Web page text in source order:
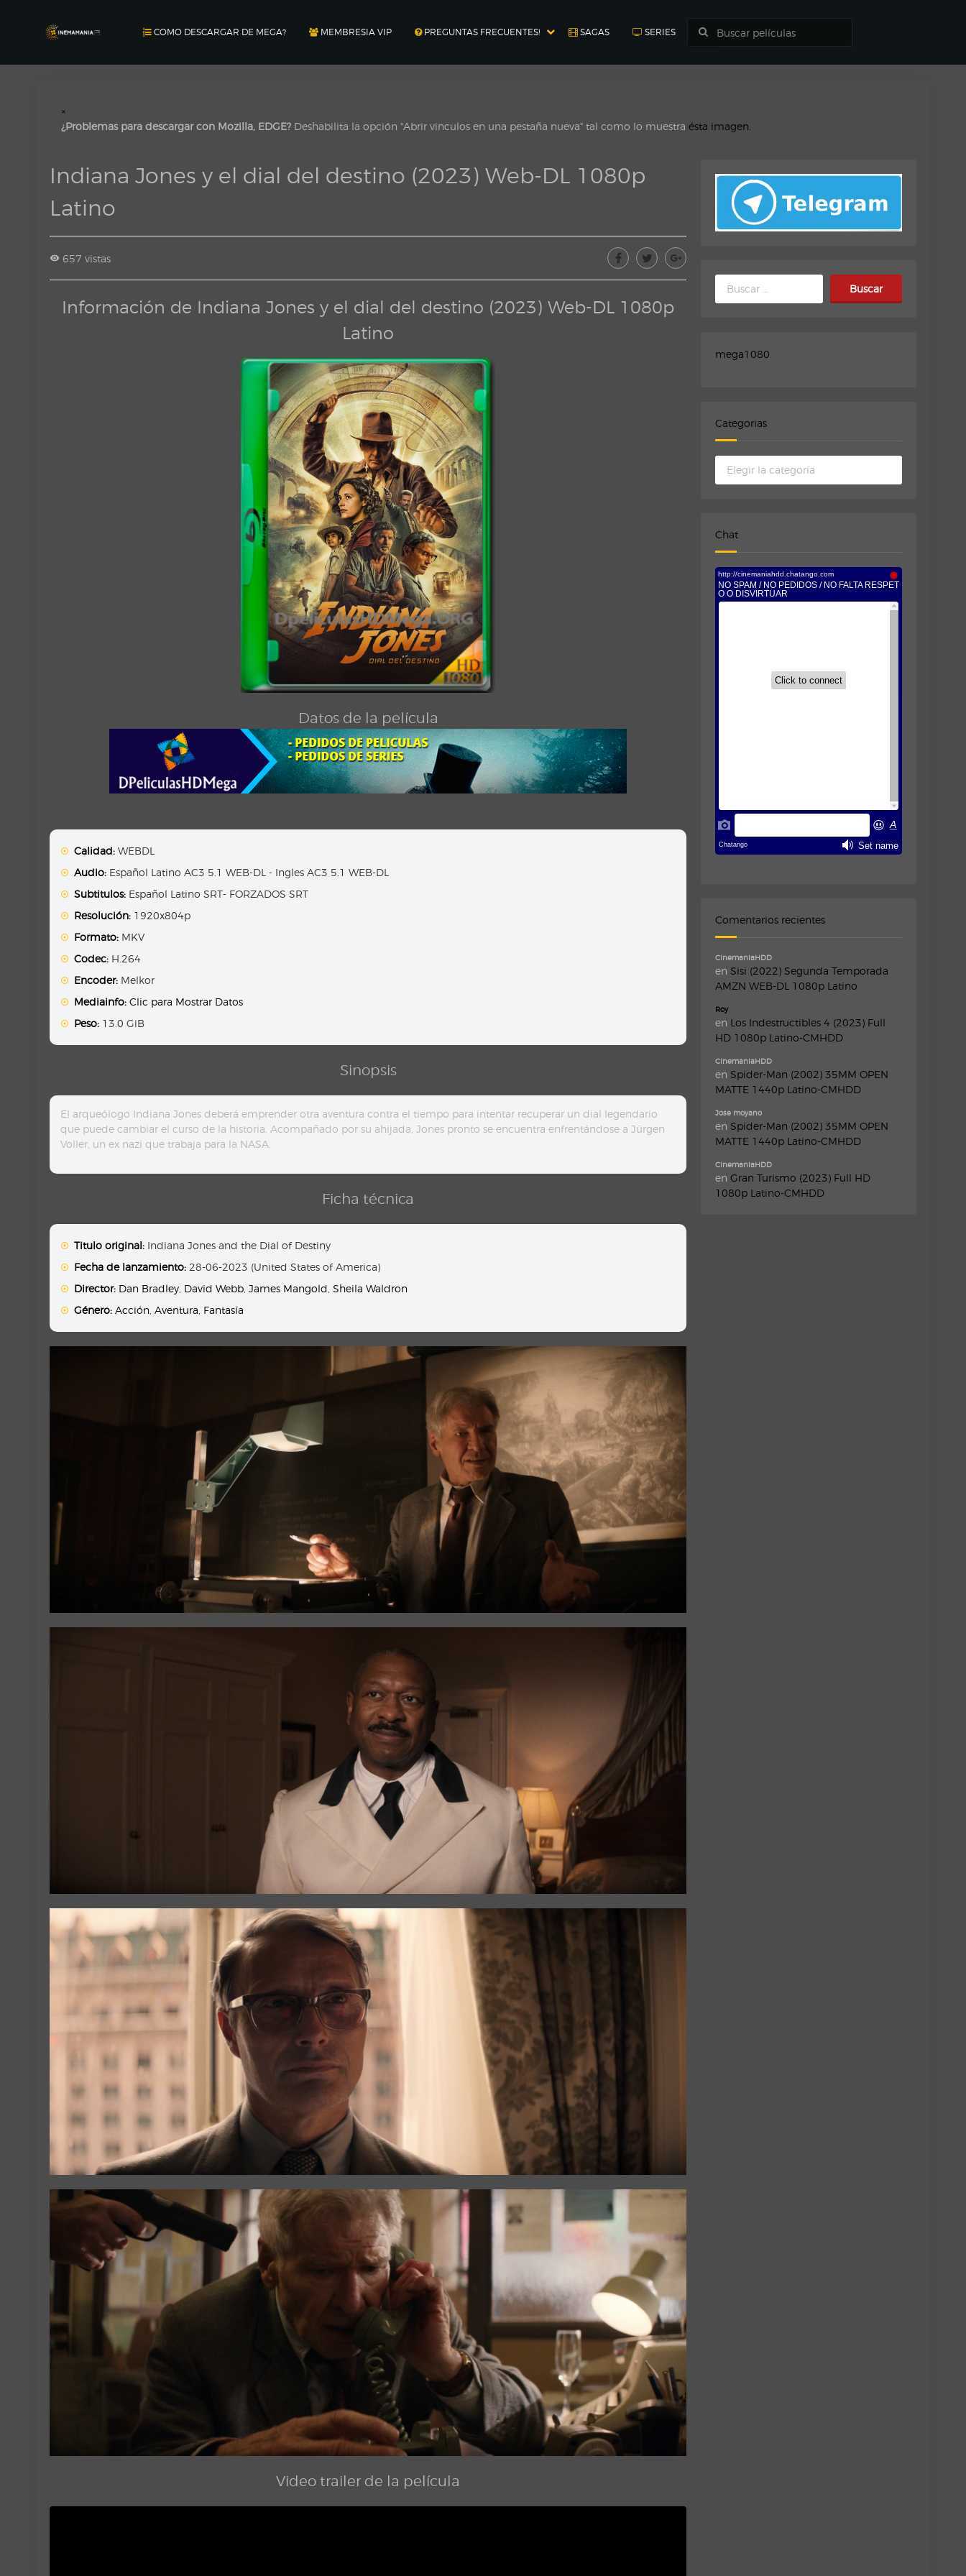
COMO DESCARGAR DE MEGA? MEMBRESIA VIP PREGUNTAS FRECUENTES! SAGAS SERIES
×
¿Problemas para descargar con Mozilla, EDGE? Deshabilita la opción "Abrir vinculos en una pestaña nueva" tal como lo muestra ésta imagen.
Indiana Jones y el dial del destino (2023) Web-DL 1080p
Latino
657 vistas
Información de Indiana Jones y el dial del destino (2023) Web-DL 1080p
Latino
Datos de la película
Calidad: WEBDL
Audio: Español Latino AC3 5.1 WEB-DL - Ingles AC3 5.1 WEB-DL
Subtitulos: Español Latino SRT- FORZADOS SRT
Resolución: 1920x804p
Formato: MKV
Codec: H.264
Encoder: Melkor
Mediainfo: Clic para Mostrar Datos
Peso: 13.0 GiB
Sinopsis
El arqueólogo Indiana Jones deberá emprender otra aventura contra el tiempo para intentar recuperar un dial legendario
que puede cambiar el curso de la historia. Acompañado por su ahijada, Jones pronto se encuentra enfrentándose a Jürgen
Voller, un ex nazi que trabaja para la NASA.
Ficha técnica
Titulo original: Indiana Jones and the Dial of Destiny
Fecha de lanzamiento: 28-06-2023 (United States of America)
Director: Dan Bradley David Webb ,James Mangold ,Sheila Waldron
Género: Acción ,Aventura Fantasía
Video trailer de la película
Buscar:
mega1080
Categorias
Categorias
Chat
Comentarios recientes
CinemaniaHDD
en Sisi (2022) Segunda Temporada
AMZN WEB-DL 1080p Latino
Roy
en Los Indestructibles 4 (2023) Full
HD 1080p Latino-CMHDD
CinemaniaHDD
en Spider-Man (2002) 35MM OPEN
MATTE 1440p Latino-CMHDD
Jose moyano
en Spider-Man (2002) 35MM OPEN
MATTE 1440p Latino-CMHDD
CinemaniaHDD
en Gran Turismo (2023) Full HD
1080p Latino-CMHDD